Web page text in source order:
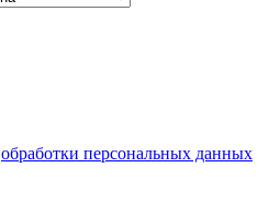
обработки персональных данных